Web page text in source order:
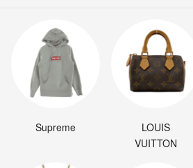
Supreme
LOUIS
VUITTON